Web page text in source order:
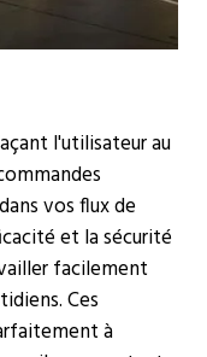
l'utilisateur au
vos flux de
et la sécurité
facilement
Ces
à